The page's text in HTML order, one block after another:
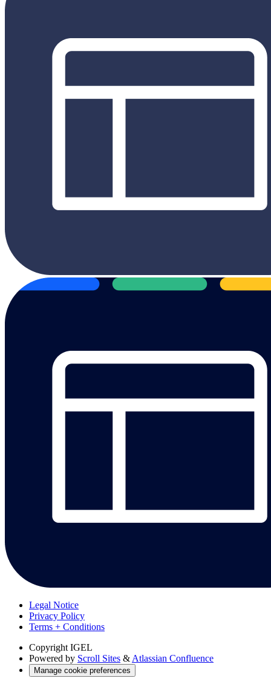
Legal Notice
Privacy Policy
Terms + Conditions
Copyright IGEL
Powered by Scroll Sites & Atlassian Confluence
Manage cookie preferences